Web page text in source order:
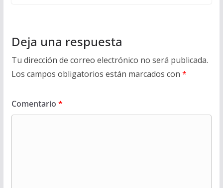
Deja una respuesta
Tu dirección de correo electrónico no será publicada.
Los campos obligatorios están marcados con *
Comentario *